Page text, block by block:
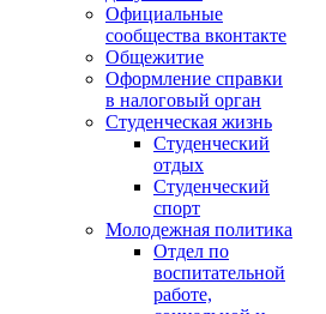
Официальные
сообщества вконтакте
Общежитие
Оформление справки
в налоговый орган
Студенческая жизнь
Студенческий
отдых
Студенческий
спорт
Молодежная политика
Отдел по
воспитательной
работе,